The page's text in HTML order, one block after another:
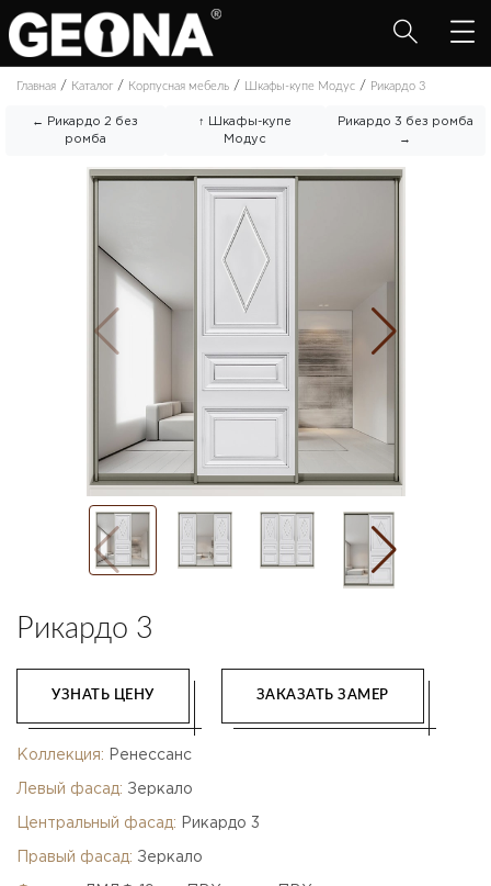
Главная / Каталог / Корпусная мебель / Шкафы-купе Модус / Рикардо 3
← Рикардо 2 без
ромба
↑ Шкафы-купе
Модус
Рикардо 3 без ромба
→
Рикардо 3
УЗНАТЬ ЦЕНУ ЗАКАЗАТЬ ЗАМЕР
Коллекция: Ренессанс
Левый фасад: Зеркало
Центральный фасад: Рикардо 3
Правый фасад: Зеркало